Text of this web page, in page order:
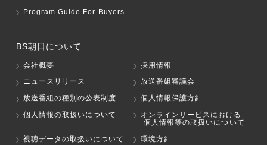
Program Guide For Buyers
BS朝日について
会社概要
採用情報
ニュースリリース
放送番組審議会
放送番組の種別の公表制度
個人情報保護方針
個人情報の取扱いについて
オンラインサービスにおける
個人情報等の取扱いについて
視聴データの取扱いについて
環境方針